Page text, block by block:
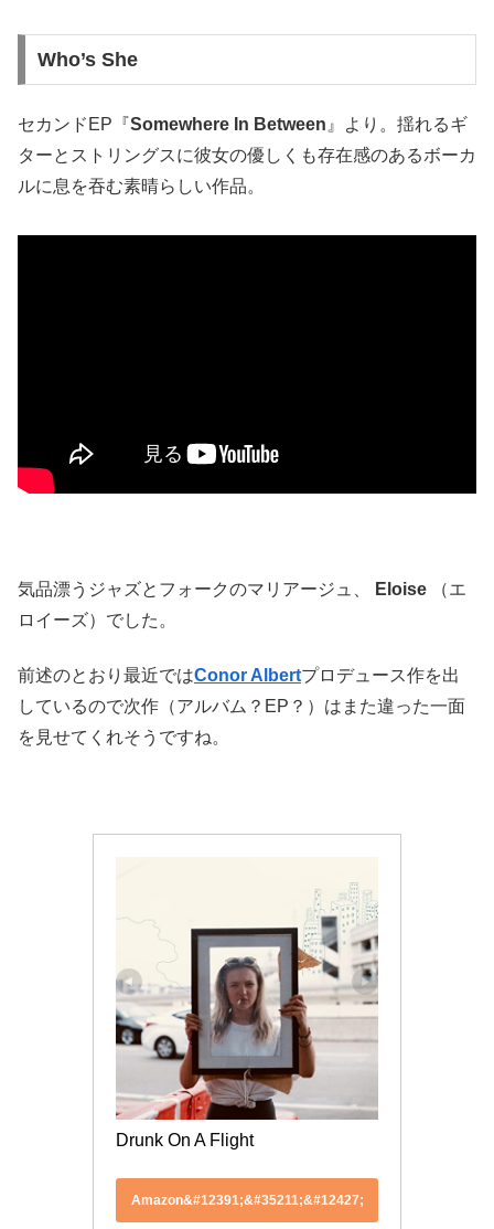
Who’s She
セカンドEP『Somewhere In Between 』より。揺れるギ
ターとストリングスに彼女の優しくも存在感のあるボーカ
ルに息を吞む素晴らしい作品。
気品漂うジャズとフォークのマリアージュ、 Eloise （エ
ロイーズ）でした。
前述のとおり最近ではConor Albertプロデュース作を出
しているので次作（アルバム？EP？）はまた違った一面
を見せてくれそうですね。
Drunk On A Flight
Amazon&#12391;&#35211;&#12427;